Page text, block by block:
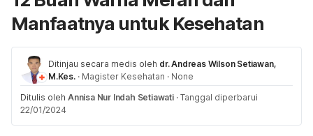
Manfaatnya untuk Kesehatan
Ditinjau secara medis oleh dr. Andreas Wilson Setiawan,
M.Kes. · Magister Kesehatan · None
Ditulis oleh Annisa Nur Indah Setiawati · Tanggal diperbarui
22/01/2024